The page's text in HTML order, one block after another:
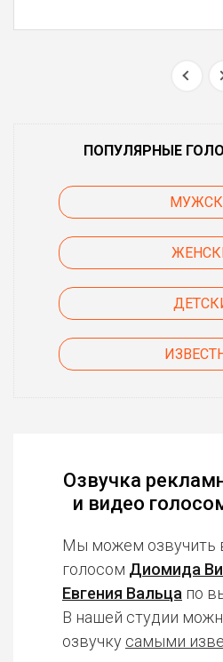
ПОПУЛЯРНЫЕ
Озвучка
и видео
Мы можем озвучить
голосом Диомида
Евгения Вальца по
В нашей студии
озвучку самыми